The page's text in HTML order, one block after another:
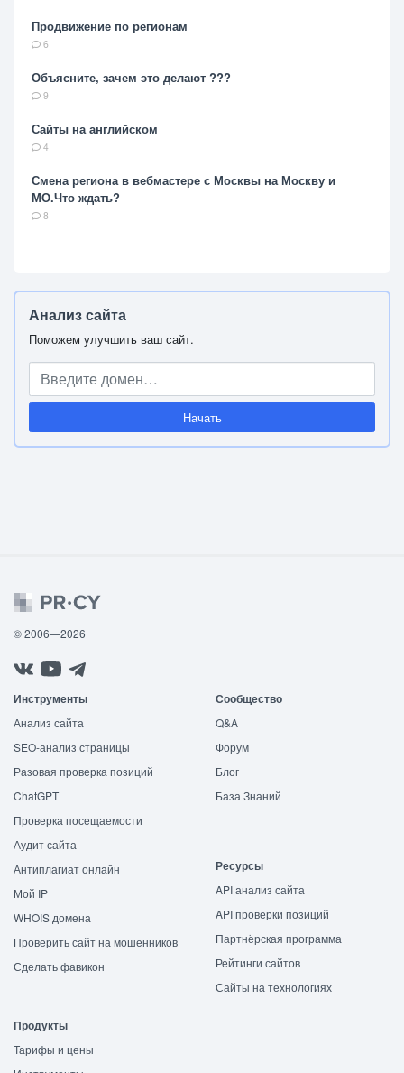
Продвижение по регионам
6
Объясните, зачем это делают ???
9
Сайты на английском
4
Смена региона в вебмастере с Москвы на Москву и
МО.Что ждать?
8
Анализ сайта
Поможем улучшить ваш сайт.
Начать
© 2006—2026
Инструменты
Анализ сайта
SEO-анализ страницы
Разовая проверка позиций
ChatGPT
Проверка посещаемости
Аудит сайта
Антиплагиат онлайн
Мой IP
WHOIS домена
Проверить сайт на мошенников
Сделать фавикон
Сообщество
Q&A
Форум
Блог
База Знаний
Ресурсы
API анализ сайта
API проверки позиций
Партнёрская программа
Рейтинги сайтов
Сайты на технологиях
Продукты
Тарифы и цены